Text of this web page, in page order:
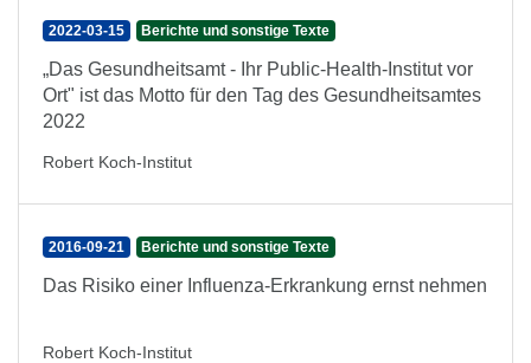
2022-03-15 Berichte und sonstige Texte
„Das Gesundheitsamt - Ihr Public-Health-Institut vor
Ort" ist das Motto für den Tag des Gesundheitsamtes
2022
Robert Koch-Institut
2016-09-21 Berichte und sonstige Texte
Das Risiko einer Influenza-Erkrankung ernst nehmen
Robert Koch-Institut